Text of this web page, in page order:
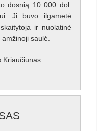
dosnią 10 000 dol.
Ji buvo ilgametė
skaitytoja ir nuolatinė
saulė.